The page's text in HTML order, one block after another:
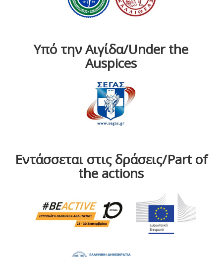
Υπό την Αιγίδα/Under the
Auspices
Εντάσσεται στις δράσεις/Part of
the actions